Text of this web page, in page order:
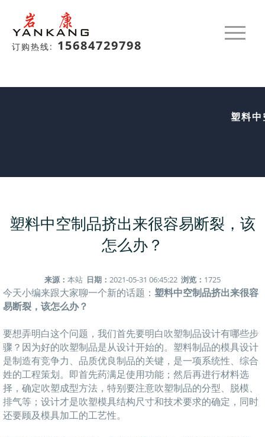
订购热线: 15684729798
塑料
塑料中空制品挤出来很容易断裂，该
怎么办？
来源： 本站 日期： 2021-05-31 06:45:22 浏览： 1725
今天小编来跟大家聊一个新的话题： 塑料中空制品挤出来很容
易断裂，该怎么办？
要想弄明白这个问题，我们首先要明白吹塑制品设计有哪些步
骤？因为好的吹塑制品是从设计开始的。塑料制品的模具设计
是制造有竞争力、品质优良制品的关键，是一项系统性、综合
姓的工程策划。即首先药满足使用功能；然后再进行材料选
择，确定吹塑成型方法，特别要注意吹塑制品的分型、脱模、
排气等；设计才是吹塑模具结构尺寸和技术要求的确定，同时
还要顾及模具加工的工艺性。